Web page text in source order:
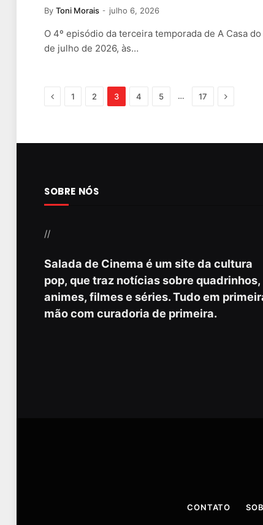
By Toni Morais julho 6, 2026
O 4º episódio da terceira temporada de A Casa
de julho de 2026, às…
Previous
1 2 3 4 5 … 17 Next
SOBRE NÓS
//
Salada de Cinema é um site da cultura
pop, que traz notícias sobre quadrinhos,
animes, filmes e séries. Tudo em
mão com curadoria de primeira.
CONTATO